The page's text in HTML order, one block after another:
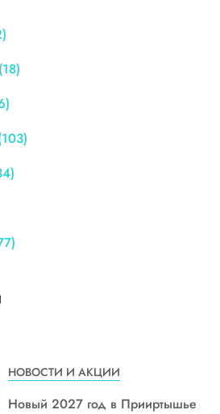
(18)
НОВОСТИ И АКЦИИ
Новый 2027 год в Прииртышье